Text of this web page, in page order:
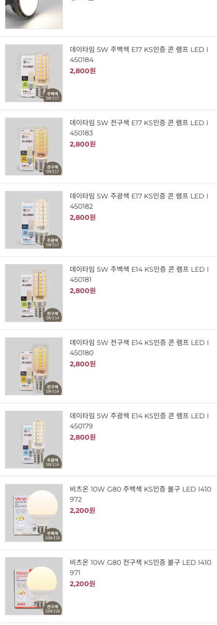
데이타임 5W 주백색 E17 KS인증 콘 램프 LED I
450184
2,800원
데이타임 5W 전구색 E17 KS인증 콘 램프 LED I
450183
2,800원
데이타임 5W 주광색 E17 KS인증 콘 램프 LED I
450182
2,800원
데이타임 5W 주백색 E14 KS인증 콘 램프 LED I
450181
2,800원
데이타임 5W 전구색 E14 KS인증 콘 램프 LED I
450180
2,800원
데이타임 5W 주광색 E14 KS인증 콘 램프 LED I
450179
2,800원
비츠온 10W G80 주백색 KS인증 볼구 LED I410
972
2,200원
비츠온 10W G80 전구색 KS인증 볼구 LED I410
971
2,200원